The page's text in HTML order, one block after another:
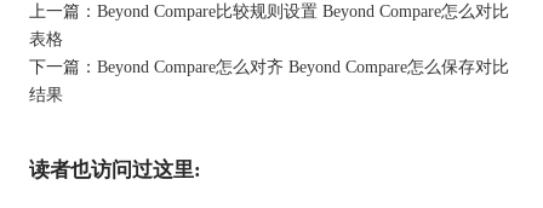
显示全部文件内容，或者点击“差别”来仅显示有差异的部分。
步骤3：选择待比较的文件
上一篇： Beyond Compare比较规则设置 Beyond Compare怎么对比
表格
下一篇： Beyond Compare怎么对齐 Beyond Compare怎么保存对比
结果
读者也访问过这里: